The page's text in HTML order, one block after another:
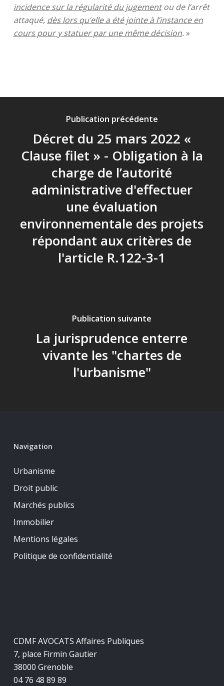
incidence sur la régularité du jugementou de l’arrêt
attaqué, dès lors qu’elle a été jointe à l’instance en
cours pour y statuer par une même décision. »
Publication précédente
Décret du 25 mars 2022 «
Clause filet » - Obligation à la
charge de l’autorité
administrative d'effectuer
une évaluation
environnementale des projets
répondant aux critères de
l'article R.122-3-1
Publication suivante
La jurisprudence enterre
vivante les "chartes de
l'urbanisme"
Navigation
Urbanisme
Droit public
Marchés publics
Immobilier
Mentions légales
Politique de confidentialité
CDMF AVOCATS Affaires Publiques
7, place Firmin Gautier
38000 Grenoble
04 76 48 89 89